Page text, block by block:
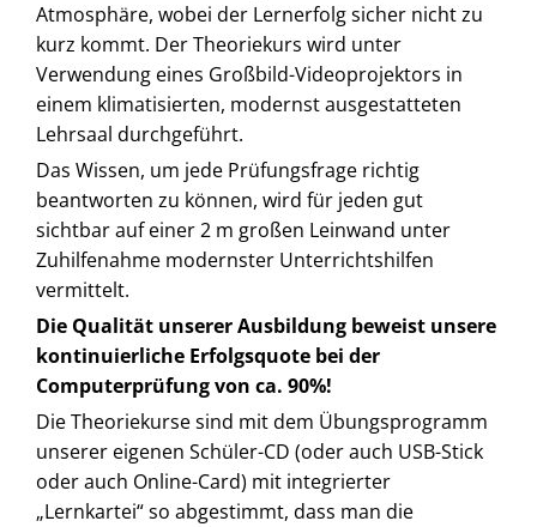
Atmosphäre, wobei der Lernerfolg sicher nicht zu
kurz kommt. Der Theoriekurs wird unter
Verwendung eines Großbild-Videoprojektors in
einem klimatisierten, modernst ausgestatteten
Lehrsaal durchgeführt.
Das Wissen, um jede Prüfungsfrage richtig
beantworten zu können, wird für jeden gut
sichtbar auf einer 2 m großen Leinwand unter
Zuhilfenahme modernster Unterrichtshilfen
vermittelt.
Die Qualität unserer Ausbildung beweist unsere
kontinuierliche Erfolgsquote bei der
Computerprüfung von ca. 90%!
Die Theoriekurse sind mit dem Übungsprogramm
unserer eigenen Schüler-CD (oder auch USB-Stick
oder auch Online-Card) mit integrierter
„Lernkartei“ so abgestimmt, dass man die